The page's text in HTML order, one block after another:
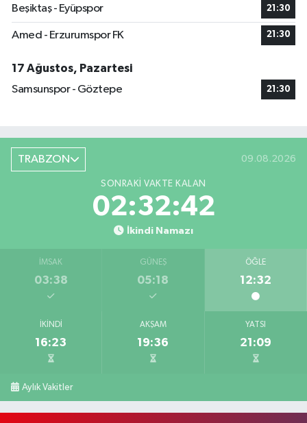
Beşiktaş - Eyüpspor 21:30
Amed - Erzurumspor FK 21:30
17 Ağustos, Pazartesi
Samsunspor - Göztepe
21:30
TRABZON 09.08.2026
SONRAKI VAKTE KALAN
02:32:41
İkindi Namazı
İMSAK
03:38
GÜNEŞ
05:18
ÖĞLE
12:32
İKINDI
16:23
AKŞAM
19:36
YATSI
21:09
Aylık Vakitler